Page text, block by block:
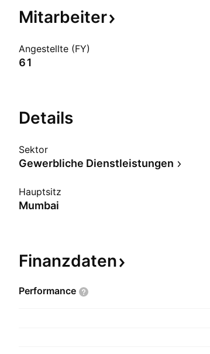
Mitarbeiter
Angestellte (FY)
61
Details
Sektor
Gewerbliche Dienstleistungen
Hauptsitz
Mumbai
Finanzdaten
Performance